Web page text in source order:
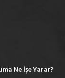
Ne İşe Yarar?